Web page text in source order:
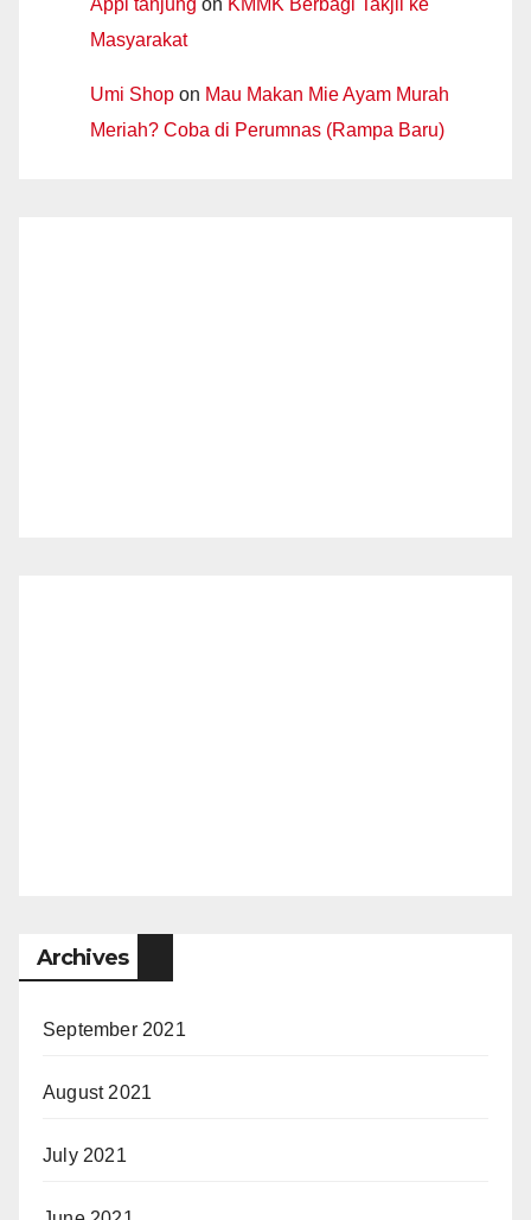
Appi tanjung on KMMK Berbagi Takjil ke
Masyarakat
Umi Shop on Mau Makan Mie Ayam Murah
Meriah? Coba di Perumnas (Rampa Baru)
Archives
September 2021
August 2021
July 2021